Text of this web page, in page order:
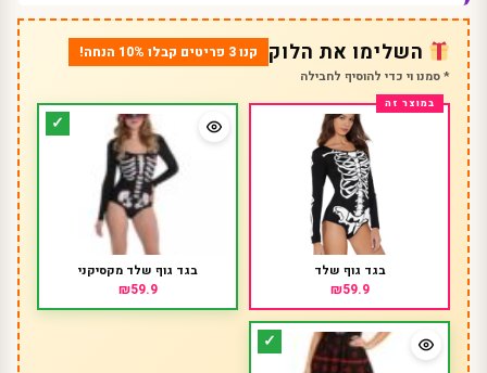
השלימו את הלוק קנו 3 פריטים קבלו 10% הנחה!
* סמנו וי כדי להוסיף לחבילה
בגד גוף שלד
₪59.9
בגד גוף שלד מקסיקני
₪59.9